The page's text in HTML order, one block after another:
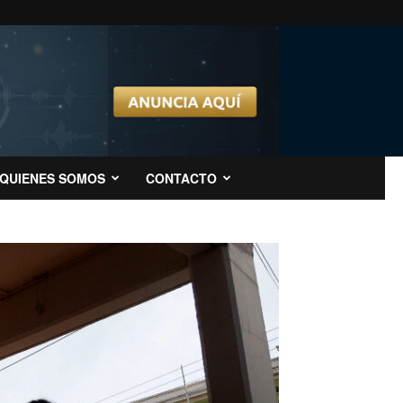
QUIENES SOMOS CONTACTO